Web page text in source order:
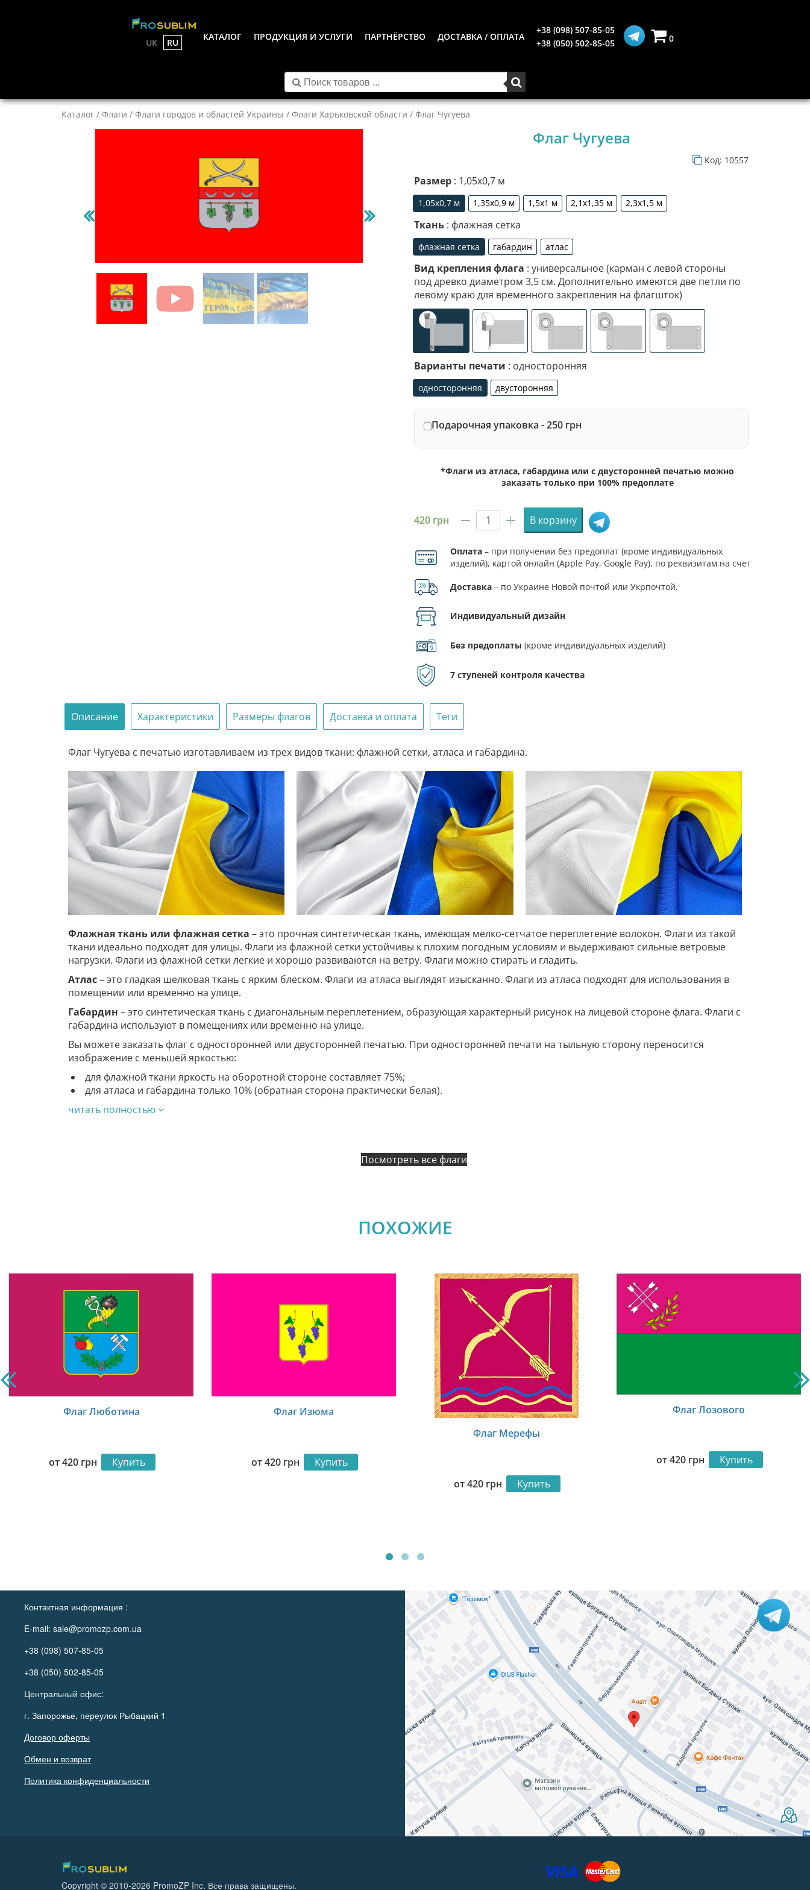
UK RU
КАТАЛОГ ПРОДУКЦИЯ И УСЛУГИ ПАРТНЁРСТВО ДОСТАВКА / ОПЛАТА
+38 (098) 507-85-05
+38 (050) 502-85-05
0
Каталог / Флаги / Флаги городов и областей Украины / Флаги Харьковской области / Флаг Чугуева
Флаг Чугуева
Код: 10557
Размер : 1,05х0,7 м
1,05х0,7 м
1,05х0,7 м
1,35х0,9 м
1,35х0,9 м
1,5х1 м
1,5х1 м
2,1х1,35 м
2,1х1,35 м
2,3х1,5 м
2,3х1,5 м
Ткань : флажная сетка
флажная сетка
флажная сетка
габардин
габардин
атлас
атлас
Вид крепления флага : универсальное (карман с левой стороны
под древко диаметром 3,5 см. Дополнительно имеются две петли по
левому краю для временного закрепления на флагшток)
Варианты печати : односторонняя
односторонняя
односторонняя
двусторонняя
двусторонняя
Подарочная упаковка - 250 грн
*Флаги из атласа, габардина или с двусторонней печатью можно
заказать только при 100% предоплате
420 грн
Количество
Флаг
Чугуева
В корзину
Оплата – при получении без предоплат (кроме индивидуальных
изделий), картой онлайн (Apple Pay, Google Pay), по реквизитам на счет
Доставка – по Украине Новой почтой или Укрпочтой.
Индивидуальный дизайн
Без предоплаты (кроме индивидуальных изделий)
7 ступеней контроля качества
Описание Характеристики Размеры флагов Доставка и оплата Теги
Флаг Чугуева с печатью изготавливаем из трех видов ткани: флажной сетки, атласа и габардина.
Флажная ткань или флажная сетка – это прочная синтетическая ткань, имеющая мелко-сетчатое переплетение волокон. Флаги из такой
ткани идеально подходят для улицы. Флаги из флажной сетки устойчивы к плохим погодным условиям и выдерживают сильные ветровые
нагрузки. Флаги из флажной сетки легкие и хорошо развиваются на ветру. Флаги можно стирать и гладить.
Атлас– это гладкая шелковая ткань с ярким блеском. Флаги из атласа выглядят изысканно. Флаги из атласа подходят для использования в
помещении или временно на улице.
Габардин – это синтетическая ткань с диагональным переплетением, образующая характерный рисунок на лицевой стороне флага. Флаги с
габардина используют в помещениях или временно на улице.
Вы можете заказать флаг с односторонней или двусторонней печатью. При односторонней печати на тыльную сторону переносится
изображение с меньшей яркостью:
для флажной ткани яркость на оборотной стороне составляет 75%;
для атласа и габардина только 10% (обратная сторона практически белая).
читать полностью
Посмотреть все флаги
ПОХОЖИЕ
Флаг Люботина
от420 грн Купить
Флаг Изюма
от420 грн Купить
Флаг Мерефы
от420 грн Купить
Флаг Лозового
от420 грн Купить
Контактная информация :
E-mail:sale@promozp.com.ua
+38 (098) 507-85-05
+38 (050) 502-85-05
Центральный офис:
г. Запорожье, переулок Рыбацкий 1
Договор оферты
Обмен и возврат
Политика конфиденциальности
Copyright © 2010-2026 PromoZP Inc. Все права защищены.